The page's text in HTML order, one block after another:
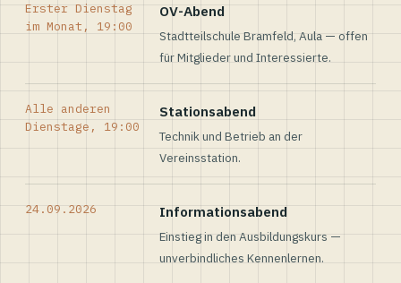
Erster Dienstag
im Monat, 19:00
OV-Abend
Stadtteilschule Bramfeld, Aula — offen
für Mitglieder und Interessierte.
Alle anderen
Dienstage, 19:00
Stationsabend
Technik und Betrieb an der
Vereinsstation.
24.09.2026 Informationsabend
Einstieg in den Ausbildungskurs —
unverbindliches Kennenlernen.